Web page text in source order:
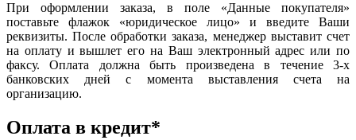
При оформлении заказа, в поле «Данные покупателя»
поставьте флажок «юридическое лицо» и введите Ваши
реквизиты. После обработки заказа, менеджер выставит счет
на оплату и вышлет его на Ваш электронный адрес или по
факсу. Оплата должна быть произведена в течение 3-х
банковских дней с момента выставления счета на
организацию.
Оплата в кредит*